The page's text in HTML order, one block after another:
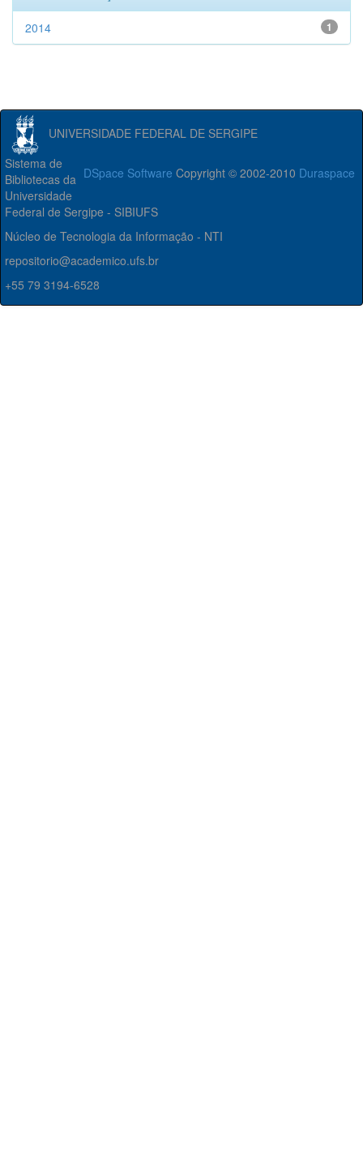
1
2014
UNIVERSIDADE FEDERAL DE SERGIPE
DSpace Software Copyright © 2002-2010 Duraspace
Sistema de
Bibliotecas da
Universidade
Federal de Sergipe - SIBIUFS
Núcleo de Tecnologia da Informação - NTI
repositorio@academico.ufs.br
+55 79 3194-6528